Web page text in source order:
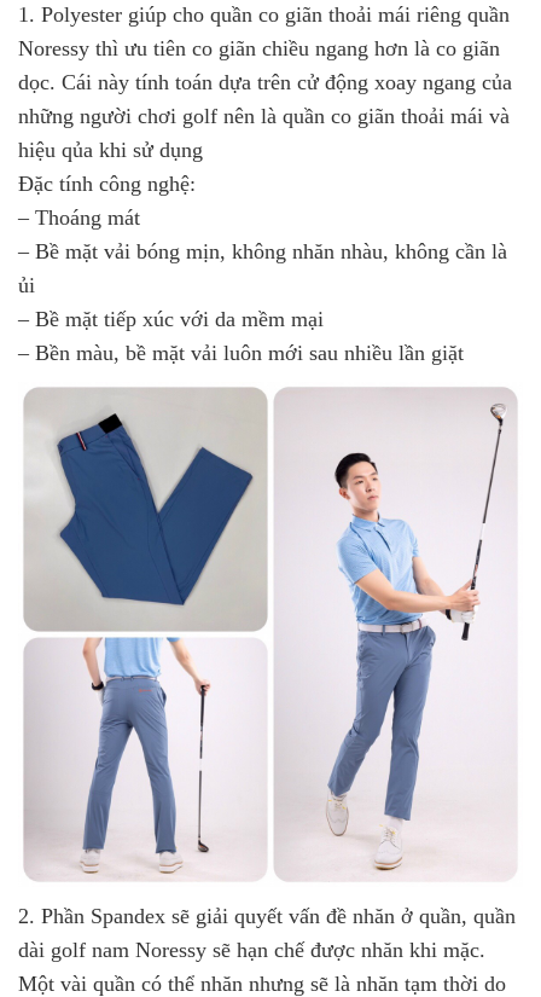
1. Polyester giúp cho quần co giãn thoải mái riêng quần
Noressy thì ưu tiên co giãn chiều ngang hơn là co giãn
dọc. Cái này tính toán dựa trên cử động xoay ngang của
những người chơi golf nên là quần co giãn thoải mái và
hiệu qủa khi sử dụng
Đặc tính công nghệ:
– Thoáng mát
– Bề mặt vải bóng mịn, không nhăn nhàu, không cần là
ủi
– Bề mặt tiếp xúc với da mềm mại
– Bền màu, bề mặt vải luôn mới sau nhiều lần giặt
2. Phần Spandex sẽ giải quyết vấn đề nhăn ở quần, quần
dài golf nam Noressy sẽ hạn chế được nhăn khi mặc.
Một vài quần có thể nhăn nhưng sẽ là nhăn tạm thời do